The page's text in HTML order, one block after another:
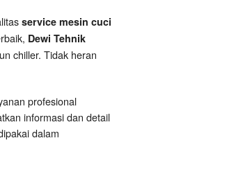
service mesin cuci
Dewi Tehnik
chiller. Tidak heran
profesional
informasi dan detail
dalam